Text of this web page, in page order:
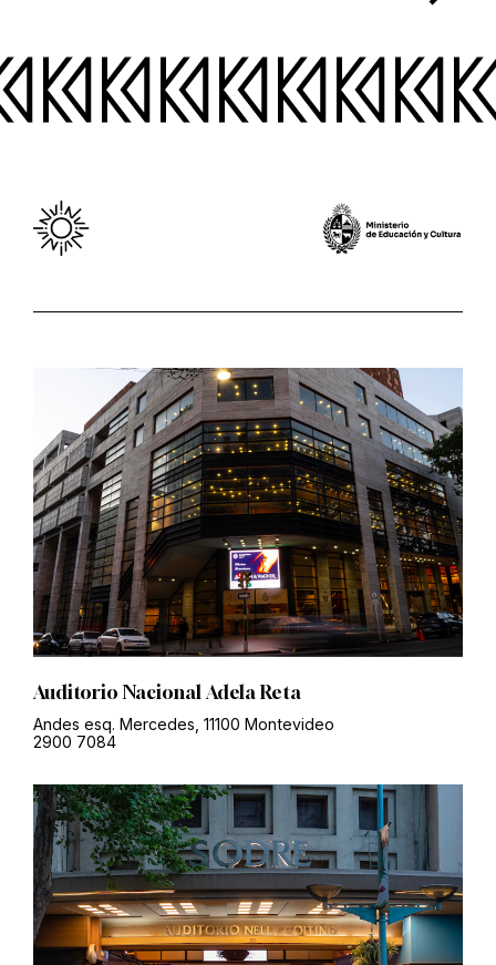
Auditorio Nacional Adela Reta
Andes esq. Mercedes, 11100 Montevideo
2900 7084